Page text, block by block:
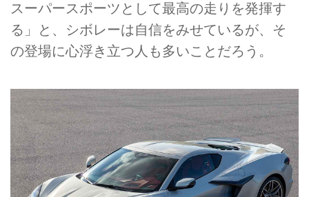
スーパースポーツとして最高の走りを発揮す
る」と、シボレーは自信をみせているが、そ
の登場に心浮き立つ人も多いことだろう。